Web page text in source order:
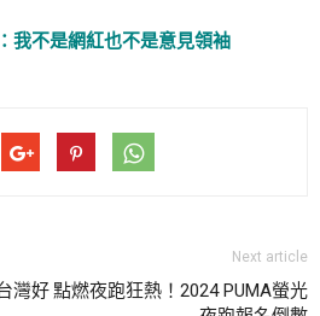
我不是網紅也不是意見領袖
灣好
Next article
點燃夜跑狂熱！2024 PUMA螢光